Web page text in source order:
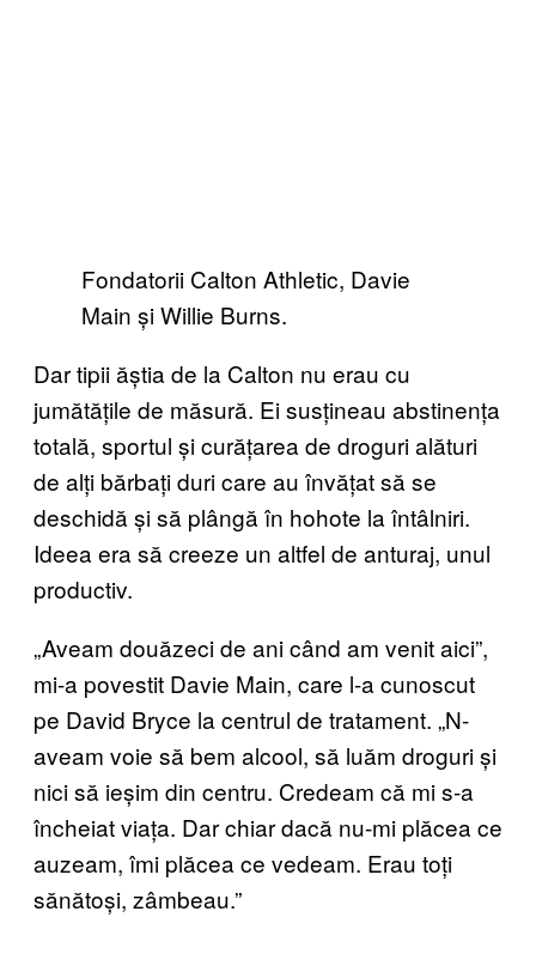
Fondatorii Calton Athletic, Davie
Main și Willie Burns.
Dar tipii ăștia de la Calton nu erau cu
jumătățile de măsură. Ei susțineau abstinența
totală, sportul și curățarea de droguri alături
de alți bărbați duri care au învățat să se
deschidă și să plângă în hohote la întâlniri.
Ideea era să creeze un altfel de anturaj, unul
productiv.
„Aveam douăzeci de ani când am venit aici”,
mi-a povestit Davie Main, care l-a cunoscut
pe David Bryce la centrul de tratament. „N-
aveam voie să bem alcool, să luăm droguri și
nici să ieșim din centru. Credeam că mi s-a
încheiat viața. Dar chiar dacă nu-mi plăcea ce
auzeam, îmi plăcea ce vedeam. Erau toți
sănătoși, zâmbeau.”